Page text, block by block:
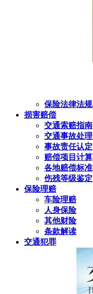
保险法律法规
损害赔偿
交通索赔指南
交通事故处理
事故责任认定
赔偿项目计算
各地赔偿标准
伤残等级鉴定
保险理赔
车险理赔
人身保险
其他财险
条款解读
交通犯罪